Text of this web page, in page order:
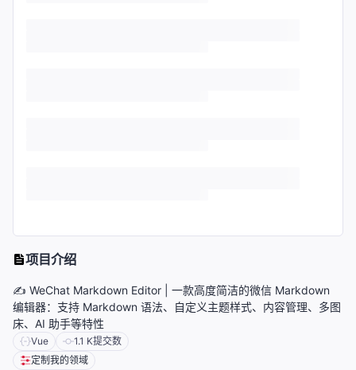
项目介绍
✍ WeChat Markdown Editor | 一款高度简洁的微信 Markdown
编辑器：支持 Markdown 语法、自定义主题样式、内容管理、多图
床、AI 助手等特性
Vue 1.1 K提交数
定制我的领域